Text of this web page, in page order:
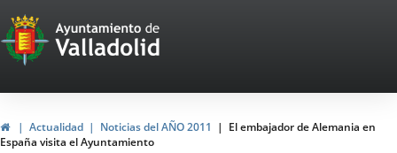
Portal
Web
del
Ayuntamiento
HomeActualidad Noticias del AÑO 2011
El embajador de Alemania en
España visita el Ayuntamiento